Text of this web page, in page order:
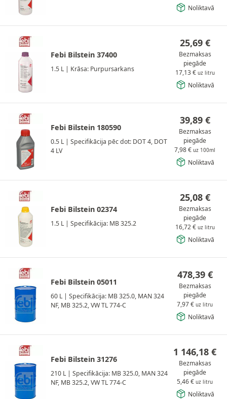
Noliktavā
Febi Bilstein 37400
1.5 L | Krāsa: Purpursarkans
25,69 €
Bezmaksas
piegāde
17,13 € uz litru
Noliktavā
Febi Bilstein 180590
0.5 L | Specifikācija pēc dot: DOT 4, DOT
4 LV
39,89 €
Bezmaksas
piegāde
7,98€ uz 100ml
Noliktavā
Febi Bilstein 02374
1.5 L | Specifikācija: MB 325.2
25,08 €
Bezmaksas
piegāde
16,72 € uz litru
Noliktavā
Febi Bilstein 05011
60 L | Specifikācija: MB 325.0, MAN 324
NF, MB 325.2, VW TL 774-C
478,39 €
Bezmaksas
piegāde
7,97€ uz litru
Noliktavā
Febi Bilstein 31276
210 L | Specifikācija: MB 325.0, MAN 324
NF, MB 325.2, VW TL 774-C
1 146,18 €
Bezmaksas
piegāde
5,46€ uz litru
Noliktavā